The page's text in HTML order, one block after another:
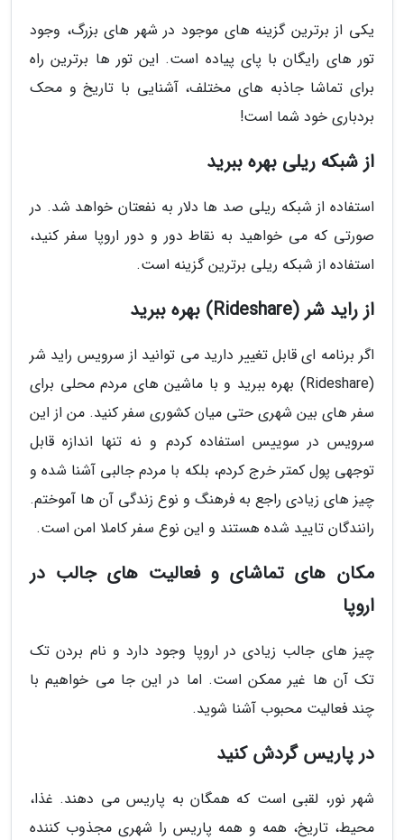
یکی از برترین گزینه های موجود در شهر های بزرگ، وجود
تور های رایگان با پای پیاده است. این تور ها برترین راه
برای تماشا جاذبه های مختلف، آشنایی با تاریخ و محک
بردباری خود شما است!
از شبکه ریلی بهره ببرید
استفاده از شبکه ریلی صد ها دلار به نفعتان خواهد شد. در
صورتی که می خواهید به نقاط دور و دور اروپا سفر کنید،
استفاده از شبکه ریلی برترین گزینه است.
از راید شر (Rideshare) بهره ببرید
اگر برنامه ای قابل تغییر دارید می توانید از سرویس راید شر
(Rideshare) بهره ببرید و با ماشین های مردم محلی برای
سفر های بین شهری حتی میان کشوری سفر کنید. من از این
سرویس در سوییس استفاده کردم و نه تنها اندازه قابل
توجهی پول کمتر خرج کردم، بلکه با مردم جالبی آشنا شده و
چیز های زیادی راجع به فرهنگ و نوع زندگی آن ها آموختم.
رانندگان تایید شده هستند و این نوع سفر کاملا امن است.
مکان های تماشای و فعالیت های جالب در
اروپا
چیز های جالب زیادی در اروپا وجود دارد و نام بردن تک
تک آن ها غیر ممکن است. اما در این جا می خواهیم با
چند فعالیت محبوب آشنا شوید.
در پاریس گردش کنید
شهر نور، لقبی است که همگان به پاریس می دهند. غذا،
محیط، تاریخ، همه و همه پاریس را شهری مجذوب کننده